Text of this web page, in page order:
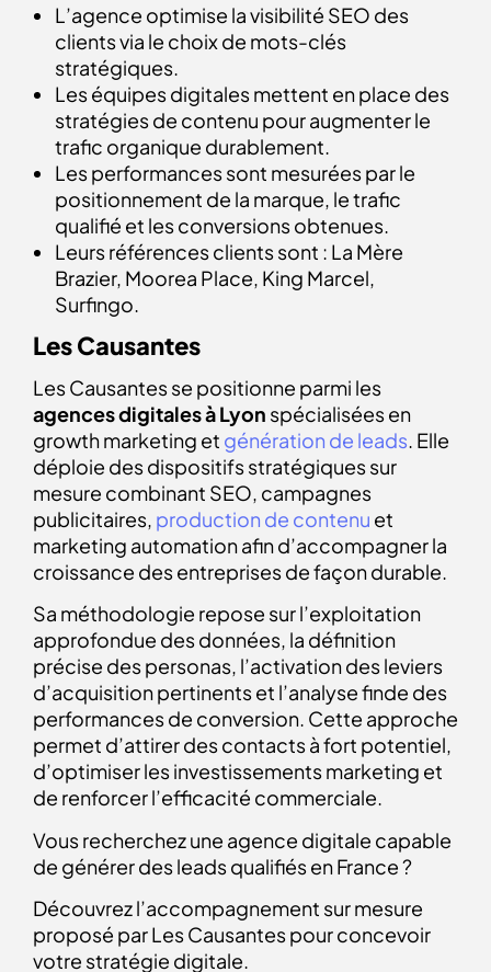
L’agence optimise la visibilité SEO des
clients via le choix de mots-clés
stratégiques.
Les équipes digitales mettent en place des
stratégies de contenu pour augmenter le
trafic organique durablement.
Les performances sont mesurées par le
positionnement de la marque, le trafic
qualifié et les conversions obtenues.
Leurs références clients sont : La Mère
Brazier, Moorea Place, King Marcel,
Surfingo.
Les Causantes
Les Causantes se positionne parmi les
agences digitales à Lyon spécialisées en
growth marketing et génération de leads. Elle
déploie des dispositifs stratégiques sur
mesure combinant SEO, campagnes
publicitaires, production de contenu et
marketing automation afin d’accompagner la
croissance des entreprises de façon durable.
Sa méthodologie repose sur l’exploitation
approfondue des données, la définition
précise des personas, l’activation des leviers
d’acquisition pertinents et l’analyse finde des
performances de conversion. Cette approche
permet d’attirer des contacts à fort potentiel,
d’optimiser les investissements marketing et
de renforcer l’efficacité commerciale.
Vous recherchez une agence digitale capable
de générer des leads qualifiés en France ?
Découvrez l’accompagnement sur mesure
proposé par Les Causantes pour concevoir
votre stratégie digitale.